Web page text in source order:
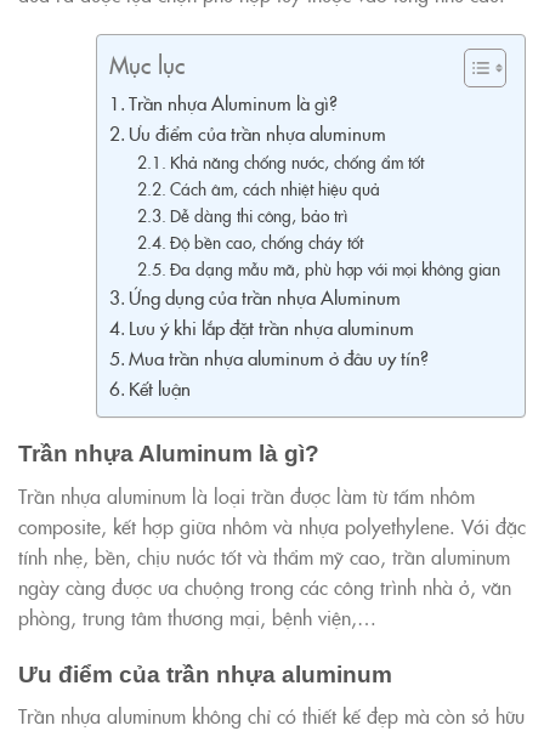
Mục lục
Trần nhựa Aluminum là gì?
Ưu điểm của trần nhựa aluminum
Khả năng chống nước, chống ẩm tốt
Cách âm, cách nhiệt hiệu quả
Dễ dàng thi công, bảo trì
Độ bền cao, chống cháy tốt
Đa dạng mẫu mã, phù hợp với mọi không gian
Ứng dụng của trần nhựa Aluminum
Lưu ý khi lắp đặt trần nhựa aluminum
Mua trần nhựa aluminum ở đâu uy tín?
Kết luận
Trần nhựa Aluminum là gì?
Trần nhựa aluminum là loại trần được làm từ tấm nhôm
composite, kết hợp giữa nhôm và nhựa polyethylene. Với đặc
tính nhẹ, bền, chịu nước tốt và thẩm mỹ cao, trần aluminum
ngày càng được ưa chuộng trong các công trình nhà ở, văn
phòng, trung tâm thương mại, bệnh viện,…
Ưu điểm của trần nhựa aluminum
Trần nhựa aluminum không chỉ có thiết kế đẹp mà còn sở hữu